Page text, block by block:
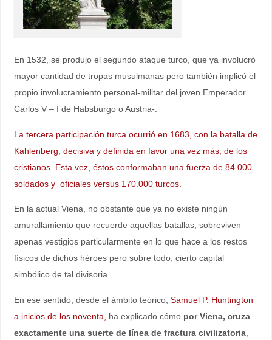
En 1532, se produjo el segundo ataque turco, que ya involucró
mayor cantidad de tropas musulmanas pero también implicó el
propio involucramiento personal-militar del joven Emperador
Carlos V – I de Habsburgo o Austria-.
La tercera participación turca ocurrió en 1683, con la batalla de
Kahlenberg, decisiva y definida en favor una vez más, de los
cristianos. Esta vez, éstos conformaban una fuerza de 84.000
soldados y oficiales versus 170.000 turcos.
En la actual Viena, no obstante que ya no existe ningún
amurallamiento que recuerde aquellas batallas, sobreviven
apenas vestigios particularmente en lo que hace a los restos
físicos de dichos héroes pero sobre todo, cierto capital
simbólico de tal divisoria.
En ese sentido, desde el ámbito teórico, Samuel P. Huntington
a inicios de los noventa,
ha explicado cómo por Viena, cruza
exactamente una suerte de línea de fractura civilizatoria,